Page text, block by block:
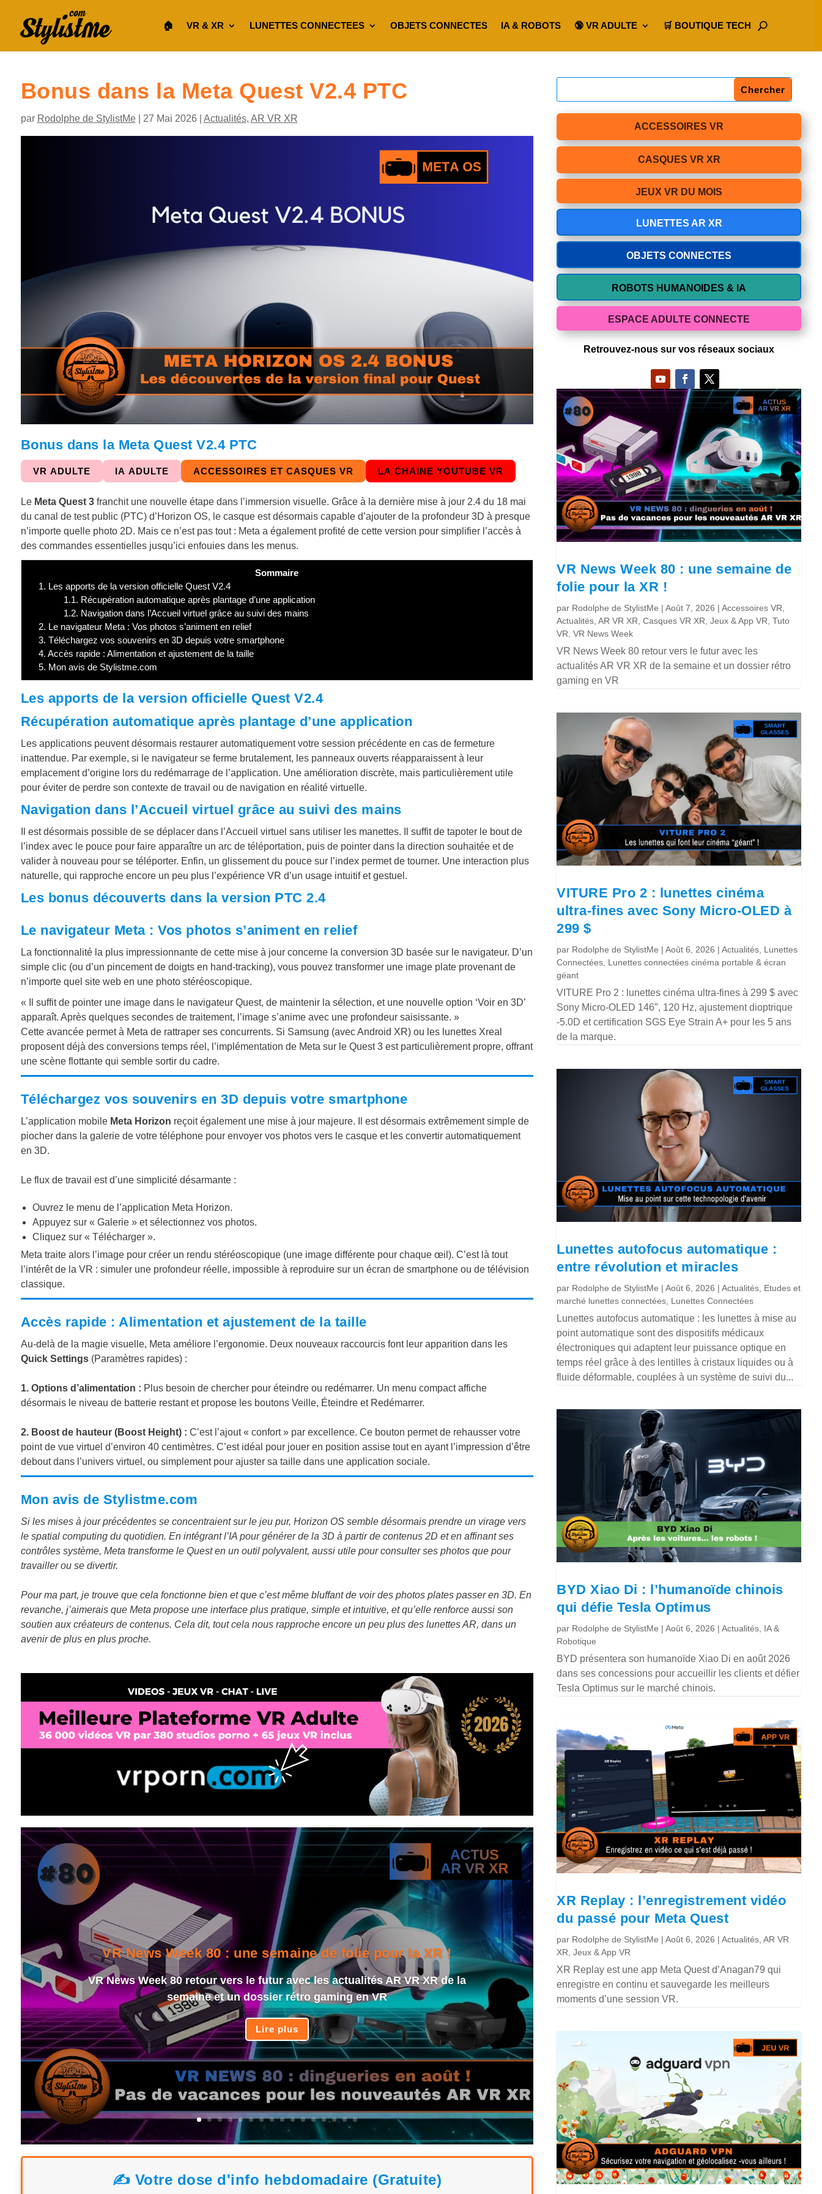
🏠︎ VR & XR LUNETTES CONNECTEES OBJETS CONNECTES IA & ROBOTS 🔞 VR ADULTE 🛒 BOUTIQUE TECH
Bonus dans la Meta Quest V2.4 PTC
par Rodolphe de StylistMe| 27 Mai 2026 Actualités, AR VR XR
Bonus dans la Meta Quest V2.4 PTC
VR ADULTE IA ADULTE ACCESSOIRES ET CASQUES VR LA CHAINE YOUTUBE VR
Le Meta Quest 3franchit une nouvelle étape dans l’immersion visuelle. Grâce à la dernière mise à jour 2.4 du 18 mai
du canal de test public (PTC) d’Horizon OS, le casque est désormais capable d’ajouter de la profondeur 3D à presque
n’importe quelle photo 2D. Mais ce n’est pas tout : Meta a également profité de cette version pour simplifier l’accès à
des commandes essentielles jusqu’ici enfouies dans les menus.
Sommaire
1. Les apports de la version officielle Quest V2.4
1.1. Récupération automatique après plantage d’une application
1.2. Navigation dans l’Accueil virtuel grâce au suivi des mains
2. Le navigateur Meta : Vos photos s’animent en relief
3. Téléchargez vos souvenirs en 3D depuis votre smartphone
4. Accès rapide : Alimentation et ajustement de la taille
5. Mon avis de Stylistme.com
Les apports de la version officielle Quest V2.4
Récupération automatique après plantage d’une application
Les applications peuvent désormais restaurer automatiquement votre session précédente en cas de fermeture
inattendue. Par exemple, si le navigateur se ferme brutalement, les panneaux ouverts réapparaissent à leur
emplacement d’origine lors du redémarrage de l’application. Une amélioration discrète, mais particulièrement utile
pour éviter de perdre son contexte de travail ou de navigation en réalité virtuelle.
Navigation dans l’Accueil virtuel grâce au suivi des mains
Il est désormais possible de se déplacer dans l’Accueil virtuel sans utiliser les manettes. Il suffit de tapoter le bout de
l’index avec le pouce pour faire apparaître un arc de téléportation, puis de pointer dans la direction souhaitée et de
valider à nouveau pour se téléporter. Enfin, un glissement du pouce sur l’index permet de tourner. Une interaction plus
naturelle, qui rapproche encore un peu plus l’expérience VR d’un usage intuitif et gestuel.
Les bonus découverts dans la version PTC 2.4
Le navigateur Meta : Vos photos s’animent en relief
La fonctionnalité la plus impressionnante de cette mise à jour concerne la conversion 3D basée sur le navigateur. D’un
simple clic (ou d’un pincement de doigts en hand-tracking), vous pouvez transformer une image plate provenant de
n’importe quel site web en une photo stéréoscopique.
« Il suffit de pointer une image dans le navigateur Quest, de maintenir la sélection, et une nouvelle option ‘Voir en 3D’
apparaît. Après quelques secondes de traitement, l’image s’anime avec une profondeur saisissante. »
Cette avancée permet à Meta de rattraper ses concurrents. Si Samsung (avec Android XR) ou les lunettes Xreal
proposent déjà des conversions temps réel, l’implémentation de Meta sur le Quest 3 est particulièrement propre, offrant
une scène flottante qui semble sortir du cadre.
Téléchargez vos souvenirs en 3D depuis votre smartphone
L’application mobile Meta Horizon reçoit également une mise à jour majeure. Il est désormais extrêmement simple de
piocher dans la galerie de votre téléphone pour envoyer vos photos vers le casque et les convertir automatiquement
en 3D.
Le flux de travail est d’une simplicité désarmante :
Ouvrez le menu de l’application Meta Horizon.
Appuyez sur « Galerie » et sélectionnez vos photos.
Cliquez sur « Télécharger ».
Meta traite alors l’image pour créer un rendu stéréoscopique (une image différente pour chaque œil). C’est là tout
l’intérêt de la VR : simuler une profondeur réelle, impossible à reproduire sur un écran de smartphone ou de télévision
classique.
Accès rapide : Alimentation et ajustement de la taille
Au-delà de la magie visuelle, Meta améliore l’ergonomie. Deux nouveaux raccourcis font leur apparition dans les
Quick Settings(Paramètres rapides) :
1. Options d’alimentation : Plus besoin de chercher pour éteindre ou redémarrer. Un menu compact affiche
désormais le niveau de batterie restant et propose les boutons Veille, Éteindre et Redémarrer.
2. Boost de hauteur (Boost Height) : C’est l’ajout « confort » par excellence. Ce bouton permet de rehausser votre
point de vue virtuel d’environ 40 centimètres. C’est idéal pour jouer en position assise tout en ayant l’impression d’être
debout dans l’univers virtuel, ou simplement pour ajuster sa taille dans une application sociale.
Mon avis de Stylistme.com
Si les mises à jour précédentes se concentraient sur le jeu pur, Horizon OS semble désormais prendre un virage vers
le spatial computing du quotidien. En intégrant l’IA pour générer de la 3D à partir de contenus 2D et en affinant ses
contrôles système, Meta transforme le Quest en un outil polyvalent, aussi utile pour consulter ses photos que pour
travailler ou se divertir.
Pour ma part, je trouve que cela fonctionne bien et que c’est même bluffant de voir des photos plates passer en 3D. En
revanche, j’aimerais que Meta propose une interface plus pratique, simple et intuitive, et qu’elle renforce aussi son
soutien aux créateurs de contenus. Cela dit, tout cela nous rapproche encore un peu plus des lunettes AR, dans un
avenir de plus en plus proche.
VR News Week 80 : une semaine de folie pour la XR !
VR News Week 80 retour vers le futur avec les actualités AR VR XR de la
semaine et un dossier rétro gaming en VR
Lire plus
✍️ Votre dose d'info hebdomadaire (Gratuite)
ACCESSOIRES VR
CASQUES VR XR
JEUX VR DU MOIS
LUNETTES AR XR
OBJETS CONNECTES
ROBOTS HUMANOIDES & IA
ESPACE ADULTE CONNECTE
Retrouvez-nous sur vos réseaux sociaux
VR News Week 80 : une semaine de
folie pour la XR !
par Rodolphe de StylistMe |Août 7, 2026 |Accessoires VR
Actualités ,AR VR XR ,Casques VR XR ,Jeux & App VR ,Tuto
VR ,VR News Week
VR News Week 80 retour vers le futur avec les
actualités AR VR XR de la semaine et un dossier rétro
gaming en VR
VITURE Pro 2 : lunettes cinéma
ultra-fines avec Sony Micro-OLED à
299 $
par Rodolphe de StylistMe |Août 6, 2026 |Actualités Lunettes
Connectées Lunettes connectées cinéma portable & écran
géant
VITURE Pro 2 : lunettes cinéma ultra-fines à 299 $ avec
Sony Micro-OLED 146″, 120 Hz, ajustement dioptrique
-5.0D et certification SGS Eye Strain A+ pour les 5 ans
de la marque.
Lunettes autofocus automatique :
entre révolution et miracles
par Rodolphe de StylistMe |Août 6, 2026 |Actualités Etudes et
marché lunettes connectées Lunettes Connectées
Lunettes autofocus automatique : les lunettes à mise au
point automatique sont des dispositifs médicaux
électroniques qui adaptent leur puissance optique en
temps réel grâce à des lentilles à cristaux liquides ou à
fluide déformable, couplées à un système de suivi du...
BYD Xiao Di : l’humanoïde chinois
qui défie Tesla Optimus
par Rodolphe de StylistMe |Août 6, 2026 |Actualités IA &
Robotique
BYD présentera son humanoïde Xiao Di en août 2026
dans ses concessions pour accueillir les clients et défier
Tesla Optimus sur le marché chinois.
XR Replay : l’enregistrement vidéo
du passé pour Meta Quest
par Rodolphe de StylistMe |Août 6, 2026 |Actualités ,AR VR
XR ,Jeux & App VR
XR Replay est une app Meta Quest d’Anagan79 qui
enregistre en continu et sauvegarde les meilleurs
moments d’une session VR.